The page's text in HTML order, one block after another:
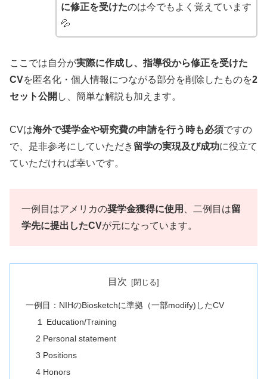
に修正を受けたのは今でもよく覚えています
💦
ここでは自分が実際に作成し、指導役から修正を受けた
CVを匿名化・個人情報につながる部分を削除したものを2
セット公開 し、簡単な解説も加えます。
CVは海外で奨学金や研究費の申請を行う時も必須ですの
で、是非参考にしていただき 留学の実現及び成功に役立て
ていただければ幸いです。
一例目はアメリカの奨学金獲得に使用 、二例目は留
学先に提出したCVが元になっています。
目次
一例目：NIHのBiosketchに準拠（一部modify)したCV
１ Education/Training
2 Personal statement
3 Positions
4 Honors